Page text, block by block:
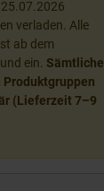
verladen. Alle
ab dem
ein. Sämtliche
Produktgruppen
(Lieferzeit 7–9